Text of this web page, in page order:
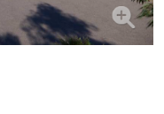
標配，對頂級教育資
躍升為南台灣實力最